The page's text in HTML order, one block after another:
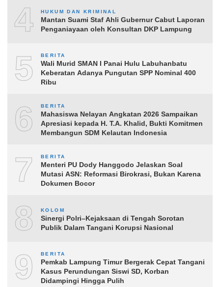
4 HUKUM DAN KRIMINAL
Mantan Suami Staf Ahli Gubernur Cabut Laporan
Penganiayaan oleh Konsultan DKP Lampung
5 BERITA
Wali Murid SMAN I Panai Hulu Labuhanbatu
Keberatan Adanya Pungutan SPP Nominal 400
Ribu
6 BERITA
Mahasiswa Nelayan Angkatan 2026 Sampaikan
Apresiasi kepada H. T.A. Khalid, Bukti Komitmen
Membangun SDM Kelautan Indonesia
7 BERITA
Menteri PU Dody Hanggodo Jelaskan Soal
Mutasi ASN: Reformasi Birokrasi, Bukan Karena
Dokumen Bocor
8 KOLOM
Sinergi Polri–Kejaksaan di Tengah Sorotan
Publik Dalam Tangani Korupsi Nasional
9 BERITA
Pemkab Lampung Timur Bergerak Cepat Tangani
Kasus Perundungan Siswi SD, Korban
Didampingi Hingga Pulih